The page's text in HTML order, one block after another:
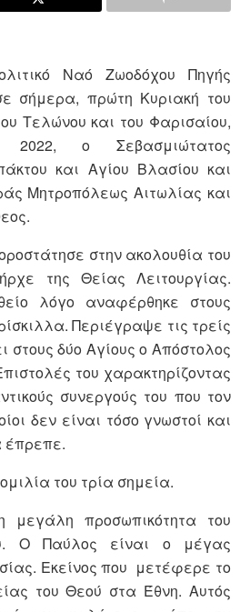
Ναό Ζωοδόχου Πηγής
σήμερα, πρώτη Κυριακή του
Τελώνου και του Φαρισαίου,
2022, ο Σεβασμιώτατος
και Αγίου Βλασίου και
Μητροπόλεως Αιτωλίας και
στην ακολουθία του
της Θείας Λειτουργίας.
λόγο αναφέρθηκε στους
Περιέγραψε τις τρείς
δύο Αγίους ο Απόστολος
του χαρακτηρίζοντας
συνεργούς του που τον
δεν είναι τόσο γνωστοί και
έπρεπε.
του τρία σημεία.
προσωπικότητα του
Ο Παύλος είναι ο μέγας
Εκείνος που μετέφερε το
του Θεού στα Έθνη. Αυτός